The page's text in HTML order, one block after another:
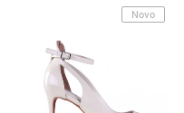
Novo